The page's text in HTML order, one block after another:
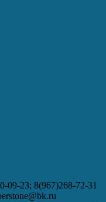
09-23; 8(967)268-72-31